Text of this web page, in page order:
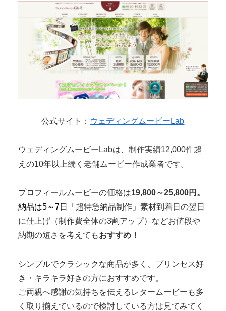
公式サイト： ウェディングムービーLab
ウェディングムービーLabは、制作実績12,000件超
えの10年以上続く老舗ムービー作成業者です。
プロフィールムービーの価格は19,800～25,800円。
納品は5～7日
「超特急納品制作」素材到着日の翌日
に仕上げ（制作費全体の3割アップ）などお値段や
納期の短さを考えてもおすすめ！
シンプルでクラシックな商品が多く、プリンセス好
き・キラキラ好きの方におすすめです。
ご両親へ感謝の気持ちを伝えるレタームービーも多
く取り揃えているので検討している方は見てみてく